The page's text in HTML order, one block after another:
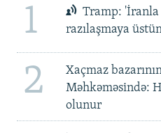
1
Tramp: 'İranla
razılaşmaya
2
Xaçmaz
Məhkəməsində:
olunur